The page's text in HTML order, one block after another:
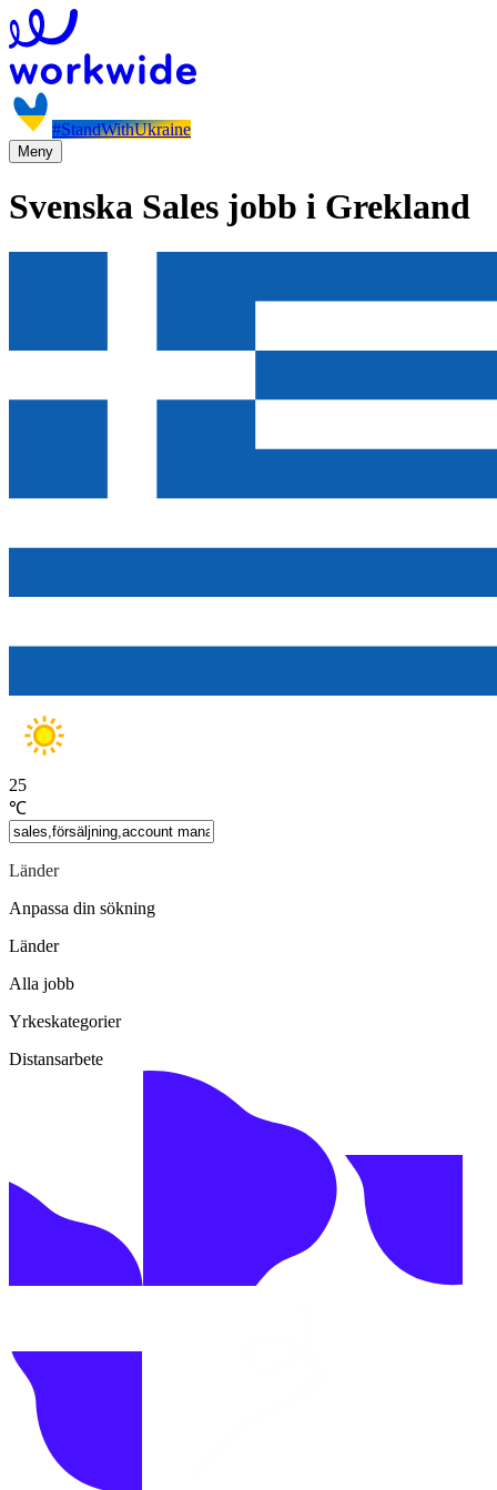
#StandWithUkraine
Meny
Svenska Sales jobb i Grekland
25
℃
Länder
Anpassa din sökning
Länder
Alla jobb
Yrkeskategorier
Distansarbete